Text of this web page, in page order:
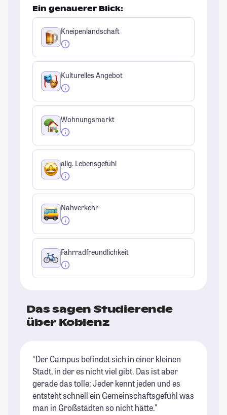
Ein genauerer Blick:
Kneipenlandschaft
Kulturelles Angebot
Wohnungsmarkt
allg. Lebensgefühl
Nahverkehr
Fahrradfreundlichkeit
Das sagen Studierende
über Koblenz
"Der Campus befindet sich in einer kleinen
Stadt, in der es nicht viel gibt. Das ist aber
gerade das tolle: Jeder kennt jeden und es
entsteht schnell ein Gemeinschaftsgefühl was
man in Großstädten so nicht hätte."